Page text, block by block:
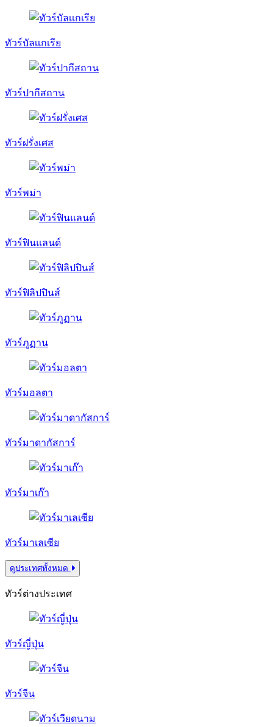
ทัวร์บัลเเกเรีย
ทัวร์ปากีสถาน
ทัวร์ฝรั่งเศส
ทัวร์พม่า
ทัวร์ฟินแลนด์
ทัวร์ฟิลิปปินส์
ทัวร์ภูฏาน
ทัวร์มอลตา
ทัวร์มาดากัสการ์
ทัวร์มาเก๊า
ทัวร์มาเลเซีย
ดูประเทศทั้งหมด
ทัวร์ต่างประเทศ
ทัวร์ญี่ปุ่น
ทัวร์จีน